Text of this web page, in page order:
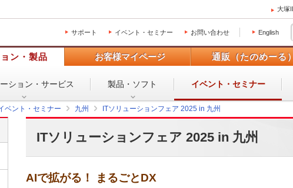
大塚
サポート イベント・セミナー お問い合わせ English
ン・製品 お客様マイページ 通販（たのめーる）
ション・ サービス 製品・ソフト イベント・ セミナー
ベント・セミナー 九州 ITソリューションフェア 2025 in 九州
ITソリューションフェア 2025 in 九州
AIで拡がる！ まるごとDX